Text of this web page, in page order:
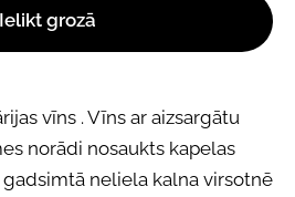
Ielikt grozā
vīns . Vīns ar aizsargātu
norādi nosaukts kapelas
gadsimtā neliela kalna virsotnē